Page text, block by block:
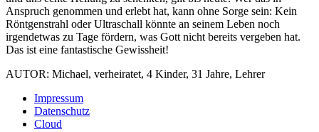
Anspruch genommen und erlebt hat, kann ohne Sorge sein: Kein
Röntgenstrahl oder Ultraschall könnte an seinem Leben noch
irgendetwas zu Tage fördern, was Gott nicht bereits vergeben hat.
Das ist eine fantastische Gewissheit!
AUTOR: Michael, verheiratet, 4 Kinder, 31 Jahre, Lehrer
Impressum
Datenschutz
Cloud